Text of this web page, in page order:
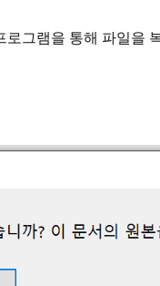
그램을 통해 파일을